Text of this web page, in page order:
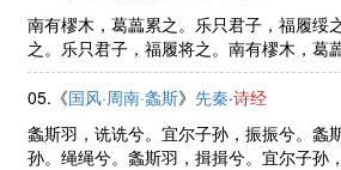
南有樛木，葛藟累之。乐只君子，福履绥
之。乐只君子，福履将之。南有樛木，葛
成之。
05.《国风·周南·螽斯》先秦·诗经
螽斯羽，诜诜兮。宜尔子孙，振振兮。螽
孙。绳绳兮。螽斯羽，揖揖兮。宜尔子孙